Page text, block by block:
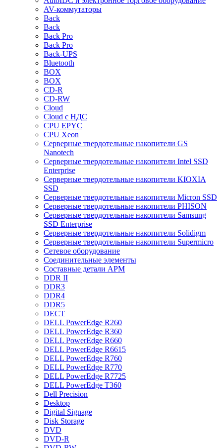
AV-коммутаторы
Back
Back
Back Pro
Back Pro
Back-UPS
Bluetooth
BOX
BOX
CD-R
CD-RW
Cloud
Cloud с НДС
CPU EPYC
CPU Xeon
Cерверные твердотельные накопители GS
Nanotech
Cерверные твердотельные накопители Intel SSD
Enterprise
Cерверные твердотельные накопители KIOXIA
SSD
Cерверные твердотельные накопители Micron SSD
Cерверные твердотельные накопители PHISON
Cерверные твердотельные накопители Samsung
SSD Enterprise
Cерверные твердотельные накопители Solidigm
Cерверные твердотельные накопители Supermicro
Cетевое оборудование
Cоединительные элементы
Cоставные детали АРМ
DDR II
DDR3
DDR4
DDR5
DECT
DELL PowerEdge R260
DELL PowerEdge R360
DELL PowerEdge R660
DELL PowerEdge R6615
DELL PowerEdge R760
DELL PowerEdge R770
DELL PowerEdge R7725
DELL PowerEdge T360
Dell Precision
Desktop
Digital Signage
Disk Storage
DVD
DVD-R